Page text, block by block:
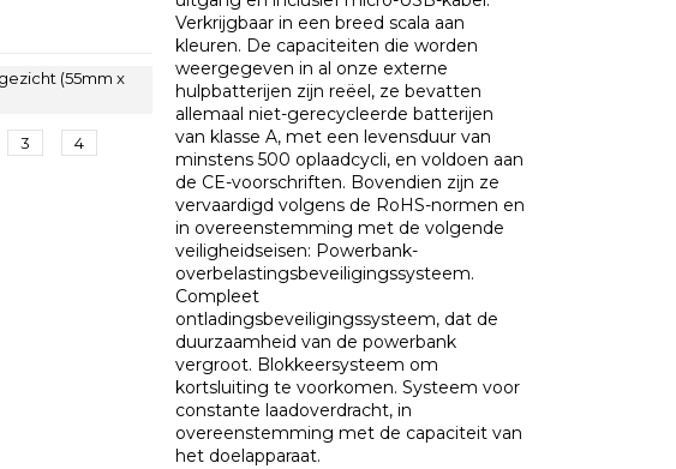
(55mm x
3 4
Verkrijgbaar in een breed scala aan
kleuren. De capaciteiten die worden
weergegeven in al onze externe
hulpbatterijen zijn reëel, ze bevatten
allemaal niet-gerecycleerde batterijen
van klasse A, met een levensduur van
minstens 500 oplaadcycli, en voldoen aan
de CE-voorschriften. Bovendien zijn ze
vervaardigd volgens de RoHS-normen en
in overeenstemming met de volgende
veiligheidseisen: Powerbank-
overbelastingsbeveiligingssysteem.
Compleet
ontladingsbeveiligingssysteem, dat de
duurzaamheid van de powerbank
vergroot. Blokkeersysteem om
kortsluiting te voorkomen. Systeem voor
constante laadoverdracht, in
overeenstemming met de capaciteit van
het doelapparaat.